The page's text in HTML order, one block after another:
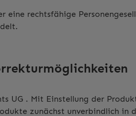
rechtsfähige
UG . Mit Einstellung der
zunächst unverbindlich